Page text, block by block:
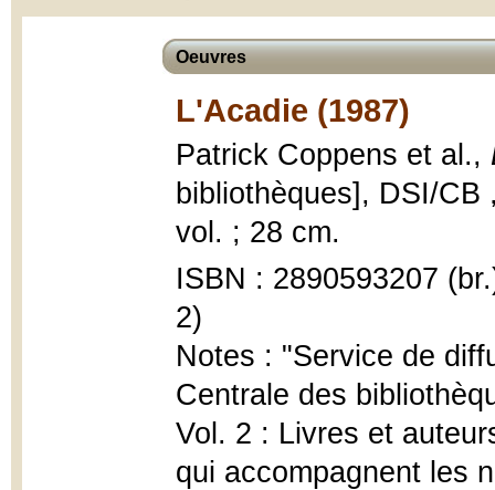
Oeuvres
L'Acadie (1987)
Patrick Coppens et al.,
bibliothèques], DSI/
vol. ; 28 cm.
ISBN : 2890593207
2)
Notes : "Service de
Centrale des
Vol. 2 : Livres et
qui accompagnent les